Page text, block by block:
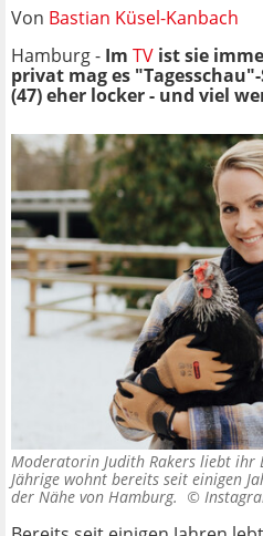
Von Bastian Küsel-Kanbach
Hamburg - Im TV ist sie
privat mag es
(47) eher locker - und viel
Moderatorin Judith Rakers liebt ihr
Jährige wohnt bereits seit einigen
der Nähe von Hamburg. ©